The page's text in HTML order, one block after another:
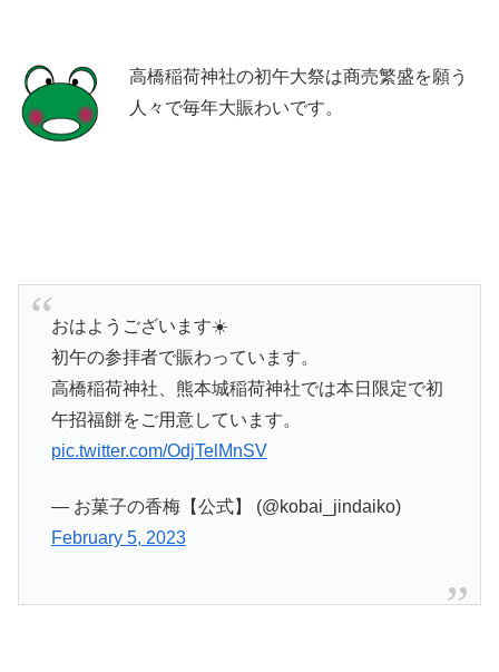
高橋稲荷神社の初午大祭は商売繁盛を願う
人々で毎年大賑わいです。
おはようございます☀️
初午の参拝者で賑わっています。
高橋稲荷神社、熊本城稲荷神社では本日限定で初
午招福餅をご用意しています。
pic.twitter.com/OdjTelMnSV
— お菓子の香梅【公式】 (@kobai_jindaiko)
February 5, 2023